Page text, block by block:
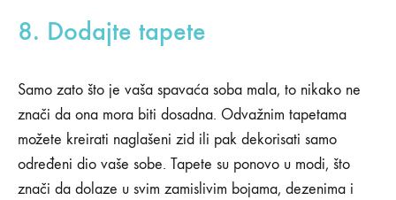
8. Dodajte tapete
Samo zato što je vaša spavaća soba mala, to nikako ne
znači da ona mora biti dosadna. Odvažnim tapetama
možete kreirati naglašeni zid ili pak dekorisati samo
određeni dio vaše sobe. Tapete su ponovo u modi, što
znači da dolaze u svim zamislivim bojama, dezenima i